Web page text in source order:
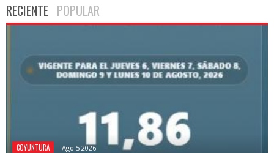
RECIENTE POPULAR
COYUNTURA Ago 5 2026